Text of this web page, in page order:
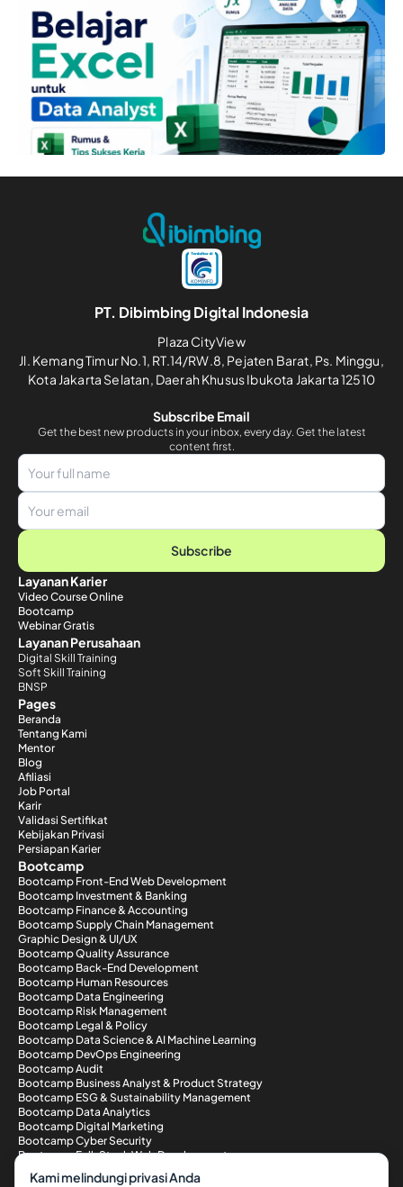
PT. Dibimbing Digital Indonesia
Plaza CityView
Jl. Kemang Timur No.1, RT.14/RW.8, Pejaten Barat, Ps. Minggu,
Kota Jakarta Selatan, Daerah Khusus Ibukota Jakarta 12510
Subscribe Email
Get the best new products in your inbox, every day. Get the latest
content first.
Subscribe
Layanan Karier
Video Course Online
Bootcamp
Webinar Gratis
Layanan Perusahaan
Digital Skill Training
Soft Skill Training
BNSP
Pages
Beranda
Tentang Kami
Mentor
Blog
Afiliasi
Job Portal
Karir
Validasi Sertifikat
Kebijakan Privasi
Persiapan Karier
Bootcamp
Bootcamp Front-End Web Development
Bootcamp Investment & Banking
Bootcamp Finance & Accounting
Bootcamp Supply Chain Management
Graphic Design & UI/UX
Bootcamp Quality Assurance
Bootcamp Back-End Development
Bootcamp Human Resources
Bootcamp Data Engineering
Bootcamp Risk Management
Bootcamp Legal & Policy
Bootcamp Data Science & AI Machine Learning
Bootcamp DevOps Engineering
Bootcamp Audit
Bootcamp Business Analyst & Product Strategy
Bootcamp ESG & Sustainability Management
Bootcamp Data Analytics
Bootcamp Digital Marketing
Bootcamp Cyber Security
Bootcamp Full-Stack Web Development
Metode Pembayaran
Kami melindungi privasi Anda